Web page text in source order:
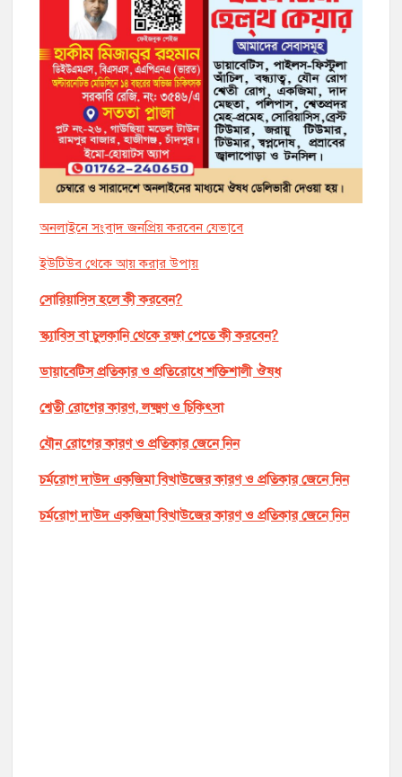
অনলাইনে সংবাদ জনপ্রিয় করবেন যেভাবে
ইউটিউব থেকে আয় করার উপায়
সোরিয়াসিস হলে কী করবেন?
স্ক্যাবিস বা চুলকানি থেকে রক্ষা পেতে কী করবেন?
ডায়াবেটিস প্রতিকার ও প্রতিরোধে শক্তিশালী ঔষধ
শ্বেতী রোগের কারণ, লক্ষ্মণ ও চিকিৎসা
যৌন রোগের কারণ ও প্রতিকার জেনে নিন
চর্মরোগ দাউদ একজিমা বিখাউজের কারণ ও প্রতিকার জেনে নিন
চর্মরোগ দাউদ একজিমা বিখাউজের কারণ ও প্রতিকার জেনে নিন